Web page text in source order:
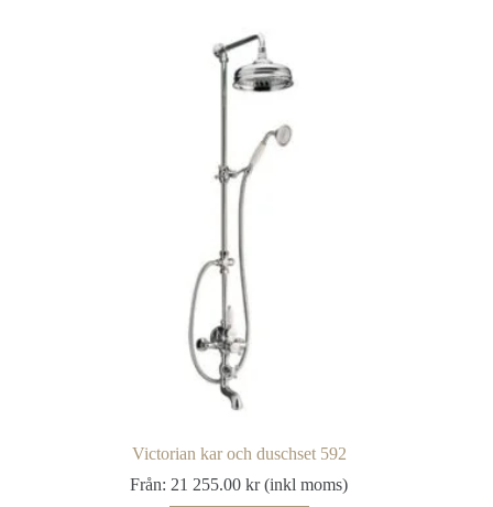
Victorian kar och duschset 592
Från: 21 255.00kr(inkl moms)